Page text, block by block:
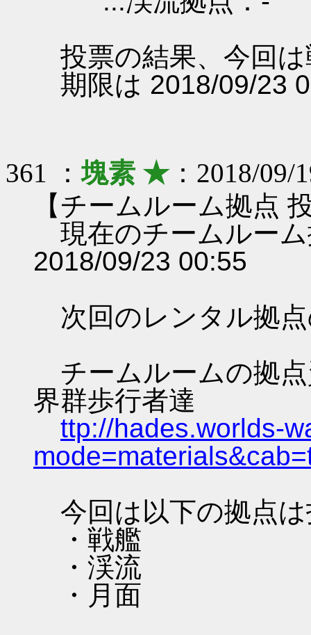
投票の結果、今回
期限は 2018/09/23
361 ：塊素 ★：2018/09/
【チームルーム拠点
現在のチームルー
2018/09/23 00:55
次回のレンタル拠
チームルームの拠
界群歩行者達
ttp://hades.worlds-
今回は以下の拠点
・戦艦
・渓流
・月面